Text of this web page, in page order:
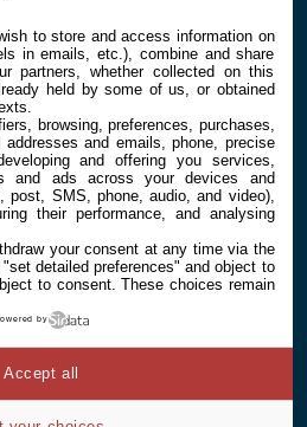
À PROPOS
Contact
wish to store and access information on
in emails, etc.), combine and share
partners, whether collected on this
held by some of us, or obtained
browsing, preferences, purchases,
and emails, phone, precise
and offering you services,
and ads across your devices and
post, SMS, phone, audio, and video),
their performance, and analysing
your consent at any time via the
detailed preferences" and object to
to consent. These choices remain
by
Accept all